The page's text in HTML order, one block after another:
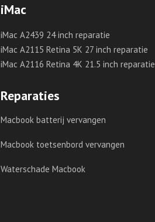
iMac
iMac A2439 24 inch reparatie
iMac A2115 Retina 5K 27 inch reparatie
iMac A2116 Retina 4K 21.5 inch reparatie
Reparaties
Macbook batterij vervangen
Macbook toetsenbord vervangen
Waterschade Macbook